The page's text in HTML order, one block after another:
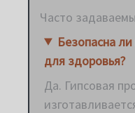
Часто
Безопасна
для здоровья?
Да. Гипсовая